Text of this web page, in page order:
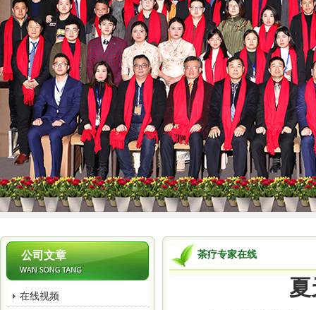
1
公司文章
在线视频
茶疗专家在线